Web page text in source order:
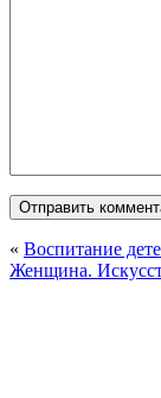
« Воспитание
Женщина.